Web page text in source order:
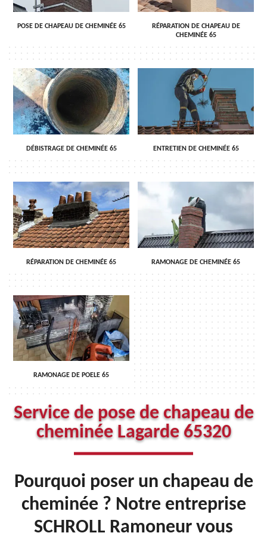
POSE DE CHAPEAU DE CHEMINÉE 65
RÉPARATION DE CHAPEAU DE
CHEMINÉE 65
DÉBISTRAGE DE CHEMINÉE 65 ENTRETIEN DE CHEMINÉE 65
RÉPARATION DE CHEMINÉE 65 RAMONAGE DE CHEMINÉE 65
RAMONAGE DE POELE 65
Service de pose de chapeau de
cheminée Lagarde 65320
Pourquoi poser un chapeau de
cheminée ? Notre entreprise
SCHROLL Ramoneur vous